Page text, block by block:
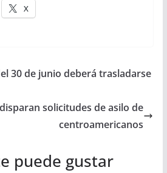
X
30 de junio deberá trasladarse
solicitudes de asilo de
centroamericanos
puede gustar